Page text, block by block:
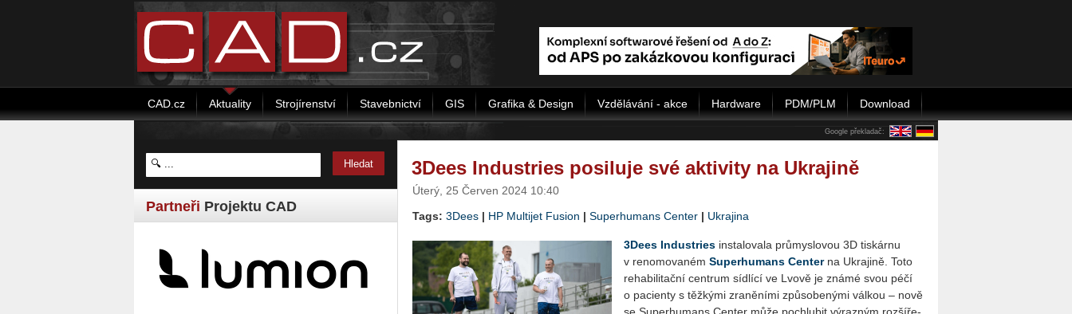
CAD.cz Aktuality Strojírenství Stavebnictví GIS Grafika & Design Vzdělávání - akce Hardware PDM/PLM Download
Google překladač:
Partneři Projektu CAD
3Dees Industries posiluje své aktivity na Ukrajině
Úterý, 25 Červen 2024 10:40
Tags: 3Dees | HP Multijet Fusion | Superhumans Center | Ukrajina
3Dees In­du­stries in­sta­lo­va­la prů­mys­lo­vou 3D tis­kár­nu
v re­no­mo­va­ném Su­per­hu­mans Cen­terna Ukra­ji­ně. Toto
re­ha­bi­li­tač­ní cen­t­rum síd­lí­cí ve Lvově je známé svou péčí
o pa­ci­en­ty s těž­ký­mi zra­ně­ní­mi způ­so­be­ný­mi vál­kou – nově